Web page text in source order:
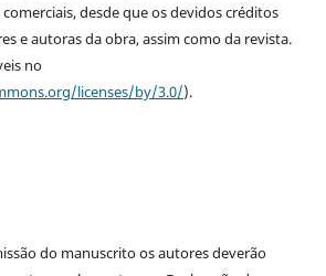
desde que os devidos créditos
e autoras da obra, assim como da revista.
no
licenses/by/3.0/).
do manuscrito os autores deverão